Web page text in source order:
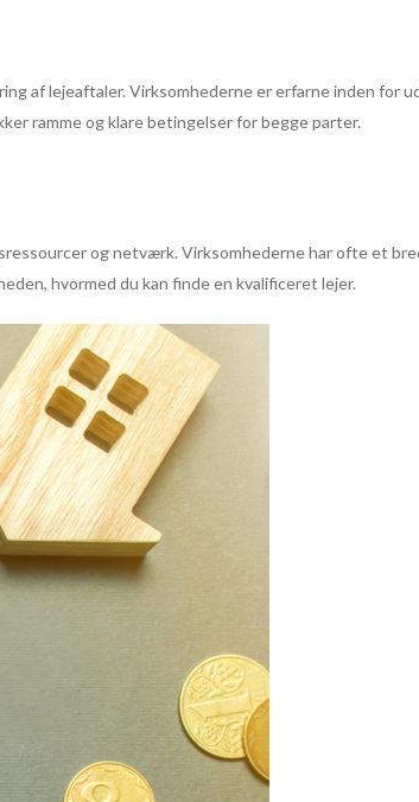
af lejeaftaler. Virksomhederne er erfarne inden for
ramme og klare betingelser for begge parter.
og netværk. Virksomhederne har ofte et
hvormed du kan finde en kvalificeret lejer.